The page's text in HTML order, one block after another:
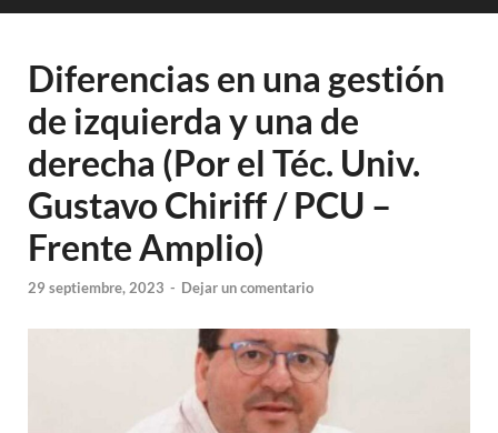
Diferencias en una gestión
de izquierda y una de
derecha (Por el Téc. Univ.
Gustavo Chiriff / PCU –
Frente Amplio)
29 septiembre, 2023 - Dejar un comentario